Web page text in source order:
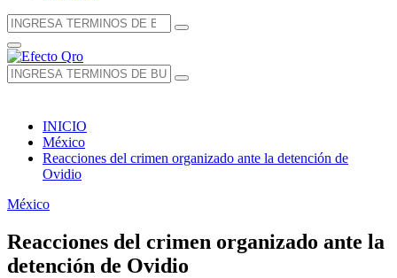
Búsqueda
de:
Búsqueda
Menú
Principal
Búsqueda
de:
Búsqueda
INICIO
México
Reacciones del crimen organizado ante la detención de
Ovidio
México
Reacciones del crimen organizado ante la
detención de Ovidio